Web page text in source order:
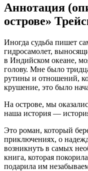
Аннотация
острове»
Иногда судьба пишет
гидросамолет,
в Индийском океане,
голову. Мне было
рутины и отношений,
крушение, это было
На острове, мы
наша история —
Это роман, который
приключениях, о
возникнуть в самых
книга, которая
подарила им